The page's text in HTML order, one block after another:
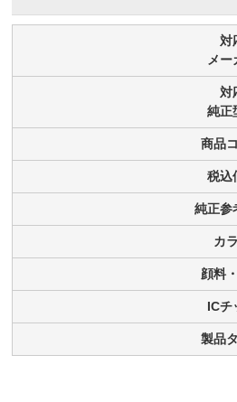
対
メー
対
純正
商品
税込
純正参